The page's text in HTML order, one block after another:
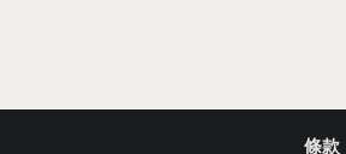
條款